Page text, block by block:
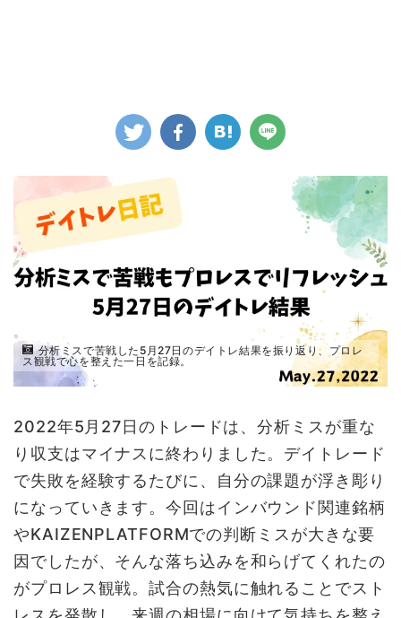
分析ミスで苦戦した5月27日のデイトレ結果を振り返り、プロレ
ス観戦で心を整えた一日を記録。
2022年5月27日のトレードは、分析ミスが重な
り収支はマイナスに終わりました。デイトレード
で失敗を経験するたびに、自分の課題が浮き彫り
になっていきます。今回はインバウンド関連銘柄
やKAIZENPLATFORMでの判断ミスが大きな要
因でしたが、そんな落ち込みを和らげてくれたの
がプロレス観戦。試合の熱気に触れることでスト